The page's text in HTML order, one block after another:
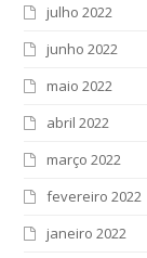
julho 2022
junho 2022
maio 2022
abril 2022
março 2022
fevereiro 2022
janeiro 2022